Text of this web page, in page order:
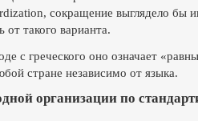
сокращение выглядело бы
от такого варианта.
с греческого оно означает
стране независимо от языка.
организации по